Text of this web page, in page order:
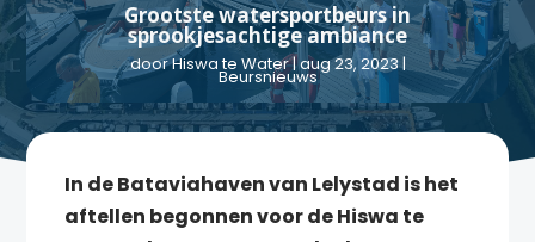
Grootste watersportbeurs in
sprookjesachtige ambiance
doorHiswa te Water|aug 23, 2023|
Beursnieuws
In de Bataviahaven van Lelystad is het
aftellen begonnen voor de Hiswa te